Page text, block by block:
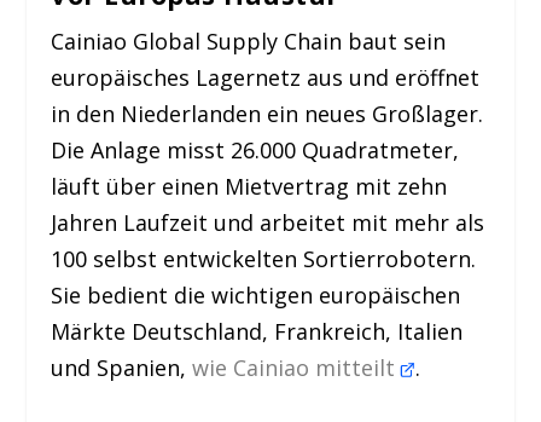
Cainiao Global Supply Chain baut sein
europäisches Lagernetz aus und eröffnet
in den Niederlanden ein neues Großlager.
Die Anlage misst 26.000 Quadratmeter,
läuft über einen Mietvertrag mit zehn
Jahren Laufzeit und arbeitet mit mehr als
100 selbst entwickelten Sortierrobotern.
Sie bedient die wichtigen europäischen
Märkte Deutschland, Frankreich, Italien
und Spanien,wie Cainiao mitteilt .